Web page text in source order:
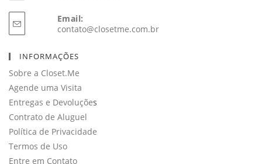
Email:
contato@closetme.com.brAbre
INFORMAÇÕES
Sobre a Closet.Me
Agende uma Visita
Entregas e Devoluções
Contrato de Aluguel
Política de Privacidade
Termos de Uso
Entre em Contato